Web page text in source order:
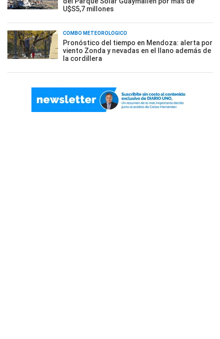
U$S5,7 millones
COMBO METEOROLÓGICO
Pronóstico del tiempo en Mendoza: alerta por
viento Zonda y nevadas en el llano además de
la cordillera